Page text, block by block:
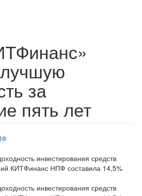
за
пять лет
инвестирования средств
КИТФинанс НПФ составила 14,5%
инвестирования средств